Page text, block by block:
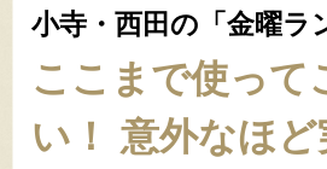
小寺・西田の「金曜
ここまで使って
い！ 意外なほ